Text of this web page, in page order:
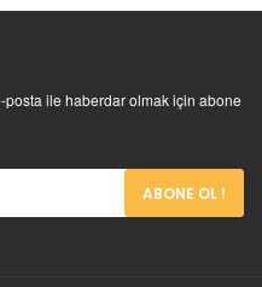
ile haberdar olmak için abone
ABONE OL !